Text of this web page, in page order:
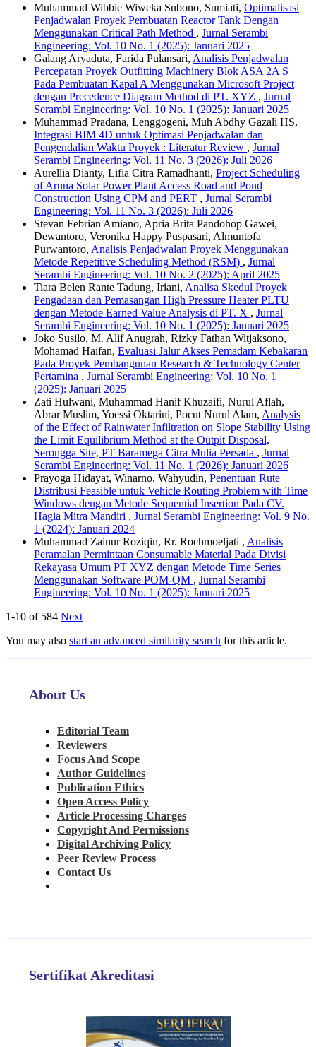
Muhammad Wibbie Wiweka Subono, Sumiati, Optimalisasi
Penjadwalan Proyek Pembuatan Reactor Tank Dengan
Menggunakan Critical Path Method , Jurnal Serambi
Engineering: Vol. 10 No. 1 (2025): Januari 2025
Galang Aryaduta, Farida Pulansari, Analisis Penjadwalan
Percepatan Proyek Outfitting Machinery Blok ASA 2A S
Pada Pembuatan Kapal A Menggunakan Microsoft Project
dengan Precedence Diagram Method di PT. XYZ , Jurnal
Serambi Engineering: Vol. 10 No. 1 (2025): Januari 2025
Muhammad Pradana, Lenggogeni, Muh Abdhy Gazali HS,
Integrasi BIM 4D untuk Optimasi Penjadwalan dan
Pengendalian Waktu Proyek : Literatur Review , Jurnal
Serambi Engineering: Vol. 11 No. 3 (2026): Juli 2026
Aurellia Dianty, Lifia Citra Ramadhanti, Project Scheduling
of Aruna Solar Power Plant Access Road and Pond
Construction Using CPM and PERT , Jurnal Serambi
Engineering: Vol. 11 No. 3 (2026): Juli 2026
Stevan Febrian Amiano, Apria Brita Pandohop Gawei,
Dewantoro, Veronika Happy Puspasari, Almuntofa
Purwantoro, Analisis Penjadwalan Proyek Menggunakan
Metode Repetitive Scheduling Method (RSM) , Jurnal
Serambi Engineering: Vol. 10 No. 2 (2025): April 2025
Tiara Belen Rante Tadung, Iriani, Analisa Skedul Proyek
Pengadaan dan Pemasangan High Pressure Heater PLTU
dengan Metode Earned Value Analysis di PT. X , Jurnal
Serambi Engineering: Vol. 10 No. 1 (2025): Januari 2025
Joko Susilo, M. Alif Anugrah, Rizky Fathan Witjaksono,
Mohamad Haifan, Evaluasi Jalur Akses Pemadam Kebakaran
Pada Proyek Pembangunan Research & Technology Center
Pertamina , Jurnal Serambi Engineering: Vol. 10 No. 1
(2025): Januari 2025
Zati Hulwani, Muhammad Hanif Khuzaifi, Nurul Aflah,
Abrar Muslim, Yoessi Oktarini, Pocut Nurul Alam, Analysis
of the Effect of Rainwater Infiltration on Slope Stability Using
the Limit Equilibrium Method at the Outpit Disposal,
Serongga Site, PT Baramega Citra Mulia Persada , Jurnal
Serambi Engineering: Vol. 11 No. 1 (2026): Januari 2026
Prayoga Hidayat, Winarno, Wahyudin, Penentuan Rute
Distribusi Feasible untuk Vehicle Routing Problem with Time
Windows dengan Metode Sequential Insertion Pada CV.
Hagia Mitra Mandiri , Jurnal Serambi Engineering: Vol. 9 No.
1 (2024): Januari 2024
Muhammad Zainur Roziqin, Rr. Rochmoeljati , Analisis
Peramalan Permintaan Consumable Material Pada Divisi
Rekayasa Umum PT XYZ dengan Metode Time Series
Menggunakan Software POM-QM , Jurnal Serambi
Engineering: Vol. 10 No. 1 (2025): Januari 2025
1-10 of 584 Next
You may also start an advanced similarity search for this article.
About Us
Editorial Team
Reviewers
Focus And Scope
Author Guidelines
Publication Ethics
Open Access Policy
Article Processing Charges
Copyright And Permissions
Digital Archiving Policy
Peer Review Process
Contact Us
Sertifikat Akreditasi